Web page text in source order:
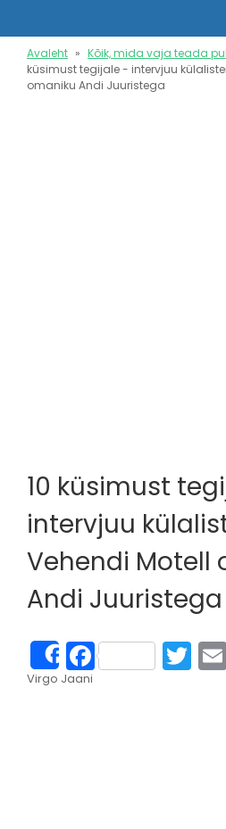
juurde
Leivapuru
Avaleht Kõik, mida vaja teada
küsimust tegijale - intervjuu
omaniku Andi Juuristega
10 küsimust
intervjuu
Vehendi Motell
Andi Juuristega
ShareFacebook
Virgo Jaani